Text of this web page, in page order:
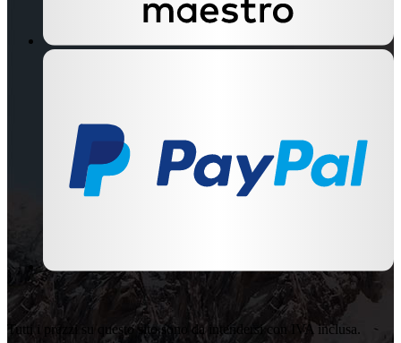
Tutti i prezzi su questo sito sono da intendersi con IVA inclusa.